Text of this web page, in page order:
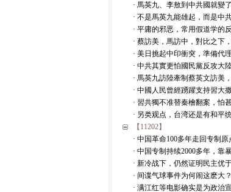
· 馬英九、李敖到中共國就變
· 不是馬英九能雄起，而是中
· 平庸的邪恶，常用假道学的反
· 蔡訪美，馬訪中，對比之下
· 美日挑起中印衝突，準備代
· 中共其實更怕國民黨反攻大
· 馬英九訪陸牽制蔡英文訪美
· 中國人民曾經踴躍支持習大
· 習共獨不准替秦檜翻案，怕
· 另类观点，台湾还是有和平
【11202】
· 中国革命100多年走回专制原
· 中国专制持续2000多年，靠
· 新冷战下，仍然证明民主优
· 间谍气球事件为何闹这麽大
· 满江红等电影确实是为政治